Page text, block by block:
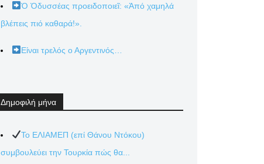
Ὁ Ὀδυσσέας προειδοποιεῖ: «Ἀπό χαμηλά
βλέπεις πιό καθαρά!».
Είναι τρελός ο Αργεντινός…
Δημοφιλή μήνα
Το ΕΛΙΑΜΕΠ (επί Θάνου Ντόκου)
συμβουλεύει την Τουρκία πώς θα...